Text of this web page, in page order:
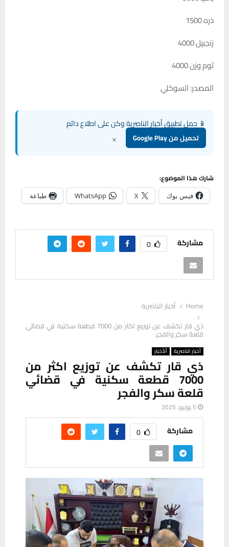
ذره 1500
زنجبيل 4000
ثوم وزن 4000
المصدر: اتسوكلي
📱 حمل تطبيق أخبار الناصرية وكن على اطلاع دائم
تحميل من Google Play ×
شارك هذا الموضوع:
فيس بوك X
WhatsApp طباعة
مشاركة 0
Home
أخبار الناصرية
ذي قار تكشف عن توزيع اكثر من 7000 قطعة سكنية في قضائي
قلعة سكر والفجر
أخبار الناصرية ألأخبار
ذي قار تكشف عن توزيع اكثر من
7000 قطعة سكنية في قضائي
قلعة سكر والفجر
5 يونيو، 2025
مشاركة 0